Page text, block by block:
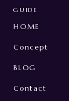
GUIDE
HOME
Concept
BLOG
Contact